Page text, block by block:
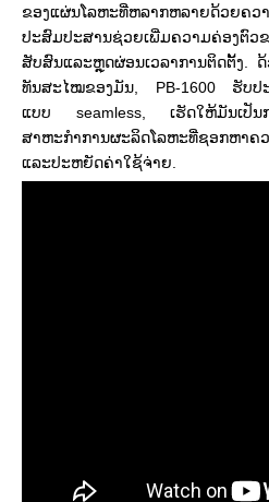
ຂອງແຜ່ນໂລຫະທີ່ຫລາກຫລາຍດ້ວຍຄວ
ປະສົມປະສານຊ່ວຍເພີ່ມຄວາມຄ່ອງຕົ
ສັບສົນແລະຫຼຸດຜ່ອນເວລາການຕິດຕັ້ງ.
ທັນສະໄໝຂອງມັນ, PB-1600 ຮັບປ
ແບບ seamless, ເຮັດໃຫ້ມັນເປັນກ
ສາຫະກໍາການຜະລິດໂລຫະທີ່ຊອກຫາ
ແລະປະຫຍັດຄ່າໃຊ້ຈ່າຍ.